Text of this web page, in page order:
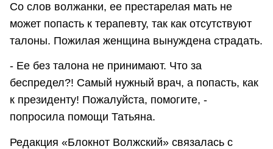
Со слов волжанки, ее престарелая мать не
может попасть к терапевту, так как отсутствуют
талоны. Пожилая женщина вынуждена страдать.
- Ее без талона не принимают. Что за
беспредел?! Самый нужный врач, а попасть, как
к президенту! Пожалуйста, помогите, -
попросила помощи Татьяна.
Редакция «Блокнот Волжский» связалась с